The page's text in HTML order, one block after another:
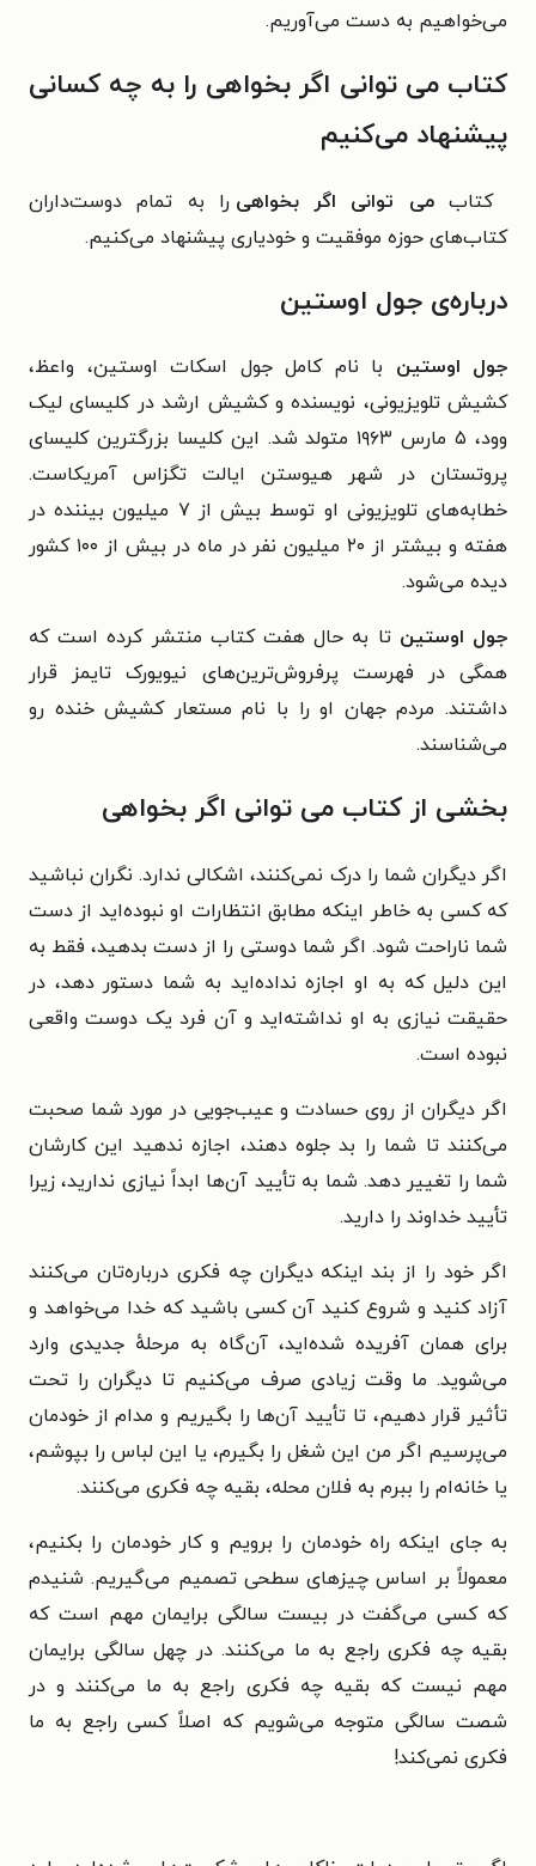
می‌خواهیم به دست می‌آوریم.
کتاب می توانی اگر بخواهی را به چه کسانی
پیشنهاد می‌کنیم
کتابمی توانی اگر بخواهی را به تمام دوست‌داران
کتاب‌های حوزه موفقیت و خودیاری پیشنهاد می‌کنیم.
درباره‌ی جول اوستین
جول اوستین با نام کامل جول اسکات اوستین، واعظ،
کشیش تلویزیونی، نویسنده و کشیش ارشد در کلیسای لیک
وود، ۵ مارس ۱۹۶۳ متولد شد. این کلیسا بزرگترین کلیسای
پروتستان در شهر هیوستن ایالت تگزاس آمریکاست.
خطابه‌های تلویزیونی او توسط بیش از ۷ میلیون بیننده در
هفته و بیشتر از ۲۰ میلیون نفر در ماه در بیش از ۱۰۰ کشور
دیده می‌شود.
جول اوستین تا به حال هفت کتاب منتشر کرده است که
همگی در فهرست پرفروش‌ترین‌های نیویورک تایمز قرار
داشتند. مردم جهان او را با نام مستعار کشیش خنده رو
می‌شناسند.
بخشی از کتاب می توانی اگر بخواهی
اگر دیگران شما را درک نمی‌کنند، اشکالی ندارد. نگران نباشید
که کسی به خاطر اینکه مطابق انتظارات او نبوده‌اید از دست
شما ناراحت شود. اگر شما دوستی را از دست بدهید، فقط به
این دلیل که به او اجازه نداده‌اید به شما دستور دهد، در
حقیقت نیازی به او نداشته‌اید و آن فرد یک دوست واقعی
نبوده است.
اگر دیگران از روی حسادت و عیب‌جویی در مورد شما صحبت
می‌کنند تا شما را بد جلوه دهند، اجازه ندهید این کارشان
شما را تغییر دهد. شما به تأیید آن‌ها ابداً نیازی ندارید، زیرا
تأیید خداوند را دارید.
اگر خود را از بند اینکه دیگران چه فکری درباره‌تان می‌کنند
آزاد کنید و شروع کنید آن کسی باشید که خدا می‌خواهد و
برای همان آفریده شده‌اید، آن‌گاه به مرحلهٔ جدیدی وارد
می‌شوید. ما وقت زیادی صرف می‌کنیم تا دیگران را تحت
تأثیر قرار دهیم، تا تأیید آن‌ها را بگیریم و مدام از خودمان
می‌پرسیم اگر من این شغل را بگیرم، یا این لباس را بپوشم،
یا خانه‌ام را ببرم به فلان محله، بقیه چه فکری می‌کنند.
به جای اینکه راه خودمان را برویم و کار خودمان را بکنیم،
معمولاً بر اساس چیزهای سطحی تصمیم می‌گیریم. شنیدم
که کسی می‌گفت در بیست سالگی برایمان مهم است که
بقیه چه فکری راجع به ما می‌کنند. در چهل سالگی برایمان
مهم نیست که بقیه چه فکری راجع به ما می‌کنند و در
شصت سالگی متوجه می‌شویم که اصلاً کسی راجع به ما
فکری نمی‌کند!